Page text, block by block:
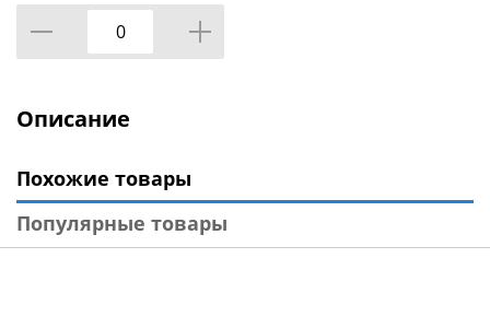
Описание
Похожие товары
Популярные товары